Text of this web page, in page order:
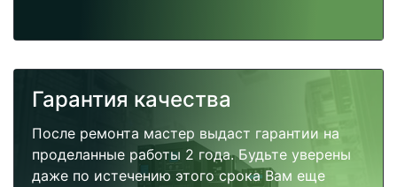
Гарантия качества
После ремонта мастер выдаст гарантии на
проделанные работы 2 года. Будьте уверены
даже по истечению этого срока Вам еще